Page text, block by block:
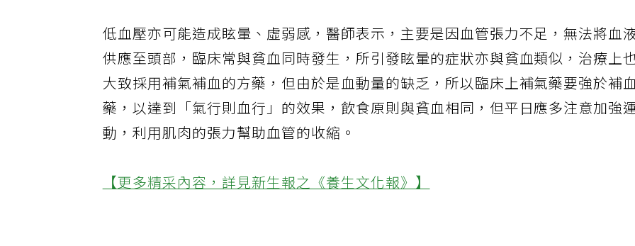
低血壓亦可能造成眩暈、虛弱感，醫師表示，主要是因血管張力不足，無法將血
供應至頭部，臨床常與貧血同時發生，所引發眩暈的症狀亦與貧血類似，治療上
大致採用補氣補血的方藥，但由於是血動量的缺乏，所以臨床上補氣藥要強於補
藥，以達到「氣行則血行」的效果，飲食原則與貧血相同，但平日應多注意加強
動，利用肌肉的張力幫助血管的收縮。
【更多精采內容，詳見新生報之《養生文化報》】